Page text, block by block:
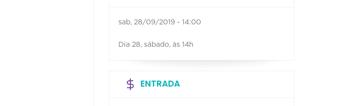
sab, 28/09/2019 - 14:00
Dia 28, sábado, às 14h
ENTRADA